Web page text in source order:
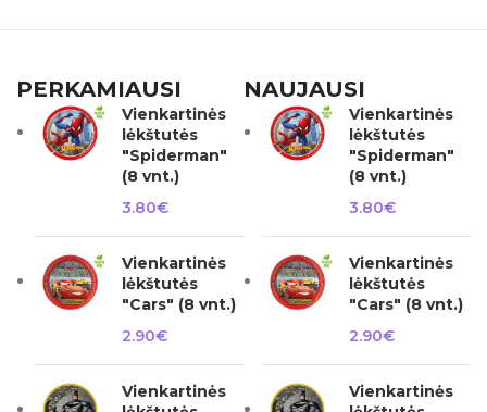
PERKAMIAUSI
Vienkartinės
lėkštutės
"Spiderman"
(8 vnt.)
3.80€
Vienkartinės
lėkštutės
"Cars" (8 vnt.)
2.90€
Vienkartinės
NAUJAUSI
Vienkartinės
lėkštutės
"Spiderman"
(8 vnt.)
3.80€
Vienkartinės
lėkštutės
"Cars" (8 vnt.)
2.90€
Vienkartinės